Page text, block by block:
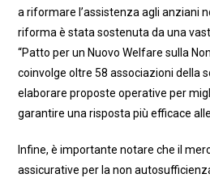
a riformare l’assistenza agli anziani
riforma è stata sostenuta da una
“Patto per un Nuovo Welfare sulla
coinvolge oltre 58 associazioni della
elaborare proposte operative per
garantire una risposta più efficace
Infine, è importante notare che il
assicurative per la non